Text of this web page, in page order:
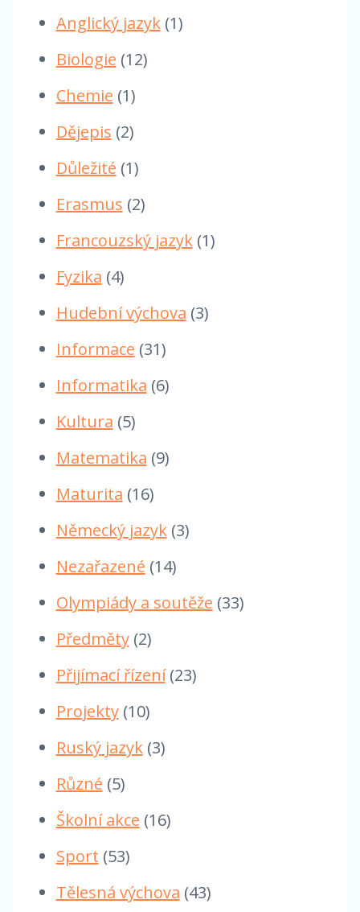
Anglický jazyk(1)
Biologie (12)
Chemie (1)
Dějepis (2)
Důležité (1)
Erasmus (2)
Francouzský jazyk(1)
Fyzika (4)
Hudební výchova (3)
Informace (31)
Informatika (6)
Kultura (5)
Matematika (9)
Maturita (16)
Německý jazyk(3)
Nezařazené (14)
Olympiády a soutěže (33)
Předměty(2)
Přijímací řízení(23)
Projekty(10)
Ruský jazyk(3)
Různé (5)
Školní akce (16)
Sport (53)
Tělesná výchova (43)